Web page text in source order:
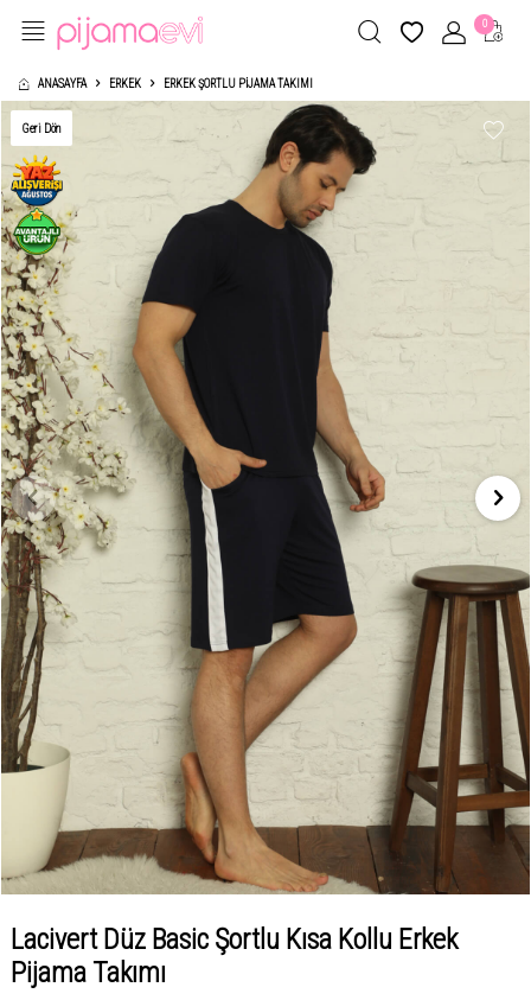
0
ANASAYFA ERKEK ERKEK ŞORTLU PIJAMA TAKIMI
Geri Dön
Lacivert Düz Basic Şortlu Kısa Kollu Erkek
Pijama Takımı